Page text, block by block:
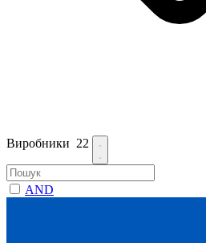
Виробники 22
AND